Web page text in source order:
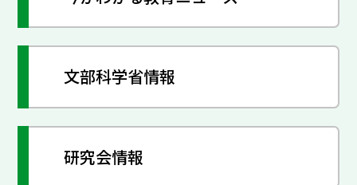
文部科学省情報
研究会情報